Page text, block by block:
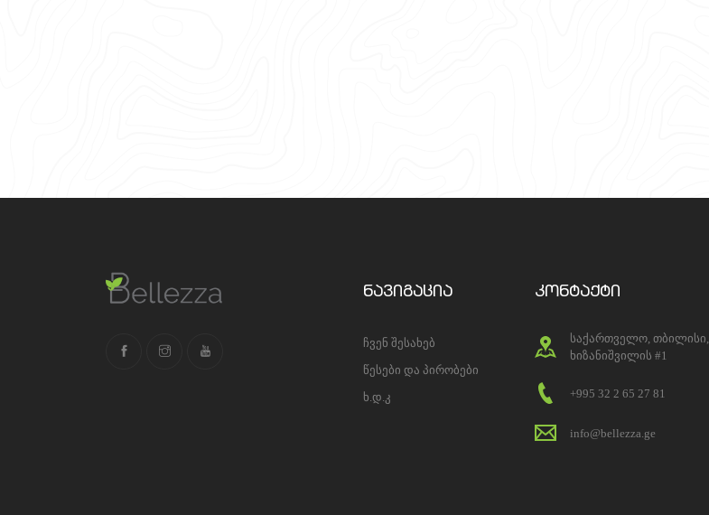
ნავიგაცია
ჩვენ შესახებ
წესები და პირობები
ხ.დ.კ
კონტაქტი
საქართველო, თბილისი,
ხიზანიშვილის #1
+995 32 2 65 27 81
info@bellezza.ge